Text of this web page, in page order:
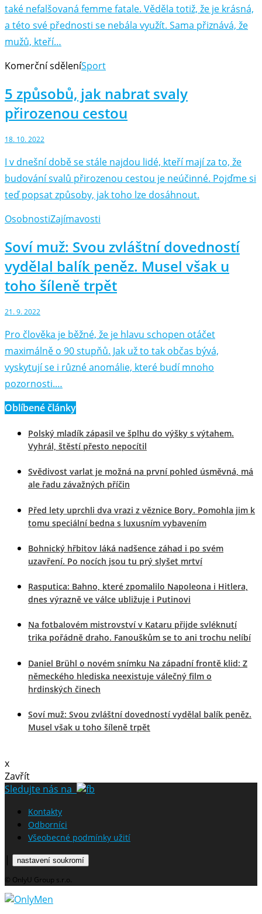
také nefalšovaná femme fatale. Věděla totiž, že je krásná,
a této své přednosti se nebála využít. Sama přiznává, že
mužů, kteří…
Komerční sděleníSport
5 způsobů, jak nabrat svaly
přirozenou cestou
18. 10. 2022
I v dnešní době se stále najdou lidé, kteří mají za to, že
budování svalů přirozenou cestou je neúčinné. Pojďme si
teď popsat způsoby, jak toho lze dosáhnout.
OsobnostiZajímavosti
Soví muž: Svou zvláštní dovedností
vydělal balík peněz. Musel však u
toho šíleně trpět
21. 9. 2022
Pro člověka je běžné, že je hlavu schopen otáčet
maximálně o 90 stupňů. Jak už to tak občas bývá,
vyskytují se i různé anomálie, které budí mnoho
pozornosti.…
Oblíbené články
Polský mladík zápasil ve šplhu do výšky s výtahem.
Vyhrál, štěstí přesto nepocítil
Svědivost varlat je možná na první pohled úsměvná, má
ale řadu závažných příčin
Před lety uprchli dva vrazi z věznice Bory. Pomohla jim k
tomu speciální bedna s luxusním vybavením
Bohnický hřbitov láká nadšence záhad i po svém
uzavření. Po nocích jsou tu prý slyšet mrtví
Rasputica: Bahno, které zpomalilo Napoleona i Hitlera,
dnes výrazně ve válce ubližuje i Putinovi
Na fotbalovém mistrovství v Kataru přijde svléknutí
trika pořádně draho. Fanouškům se to ani trochu nelíbí
Daniel Brühl o novém snímku Na západní frontě klid: Z
německého hlediska neexistuje válečný film o
hrdinských činech
Soví muž: Svou zvláštní dovedností vydělal balík peněz.
Musel však u toho šíleně trpět
x
Zavřít
Sledujte nás na
Kontakty
Odborníci
Všeobecné podmínky užití
| nastavení soukromí
© OnlyU Group s.r.o.